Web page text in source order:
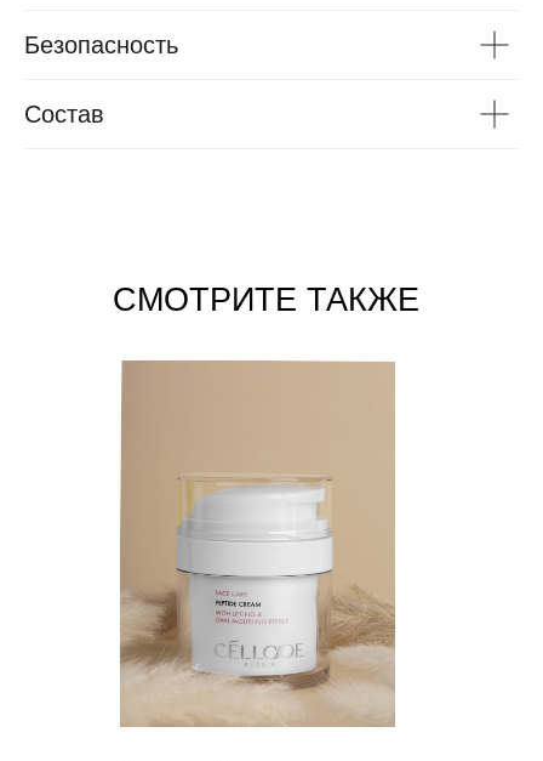
Безопасность
Состав
СМОТРИТЕ ТАКЖЕ
Москва: +7 495 741 8 777
+7 929 905 52 97
Блог